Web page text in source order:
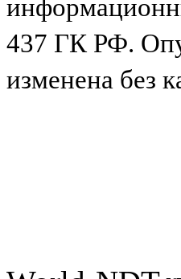
437 ГК РФ.
изменена без